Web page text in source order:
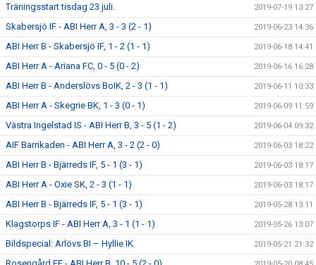
Träningsstart tisdag 23 juli. 2019-07-19 13:27
Skabersjö IF - ABI Herr A, 3 - 3 (2 - 1) 2019-06-23 14:36
ABI Herr B - Skabersjö IF, 1 - 2 (1 - 1) 2019-06-18 14:41
ABI Herr A - Ariana FC, 0 - 5 (0 - 2) 2019-06-16 16:28
ABI Herr B - Anderslövs BoIK, 2 - 3 (1 - 1) 2019-06-11 10:33
ABI Herr A - Skegrie BK, 1 - 3 (0 - 1) 2019-06-09 11:59
Västra Ingelstad IS - ABI Herr B, 3 - 5 (1 - 2) 2019-06-04 09:32
AIF Barrikaden - ABI Herr A, 3 - 2 (2 - 0) 2019-06-03 18:22
ABI Herr B - Bjärreds IF, 5 - 1 (3 - 1) 2019-06-03 18:17
ABI Herr A - Oxie SK, 2 - 3 (1 - 1) 2019-06-03 18:17
ABI Herr B - Bjärreds IF, 5 - 1 (3 - 1) 2019-05-28 13:11
Klagstorps IF - ABI Herr A, 3 - 1 (1 - 1) 2019-05-26 13:07
Bildspecial: Arlövs BI – Hyllie IK 2019-05-21 21:32